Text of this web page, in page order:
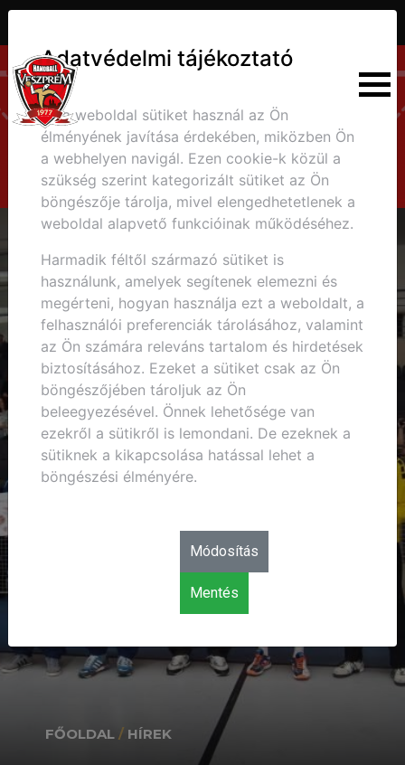
FŐOLDAL / HÍREK
Adatvédelmi tájékoztató
Ez a weboldal sütiket használ az Ön
élményének javítása érdekében, miközben Ön
a webhelyen navigál. Ezen cookie-k közül a
szükség szerint kategorizált sütiket az Ön
böngészője tárolja, mivel elengedhetetlenek a
weboldal alapvető funkcióinak működéséhez.
Harmadik féltől származó sütiket is
használunk, amelyek segítenek elemezni és
megérteni, hogyan használja ezt a weboldalt, a
felhasználói preferenciák tárolásához, valamint
az Ön számára releváns tartalom és hirdetések
biztosításához. Ezeket a sütiket csak az Ön
böngészőjében tároljuk az Ön
beleegyezésével. Önnek lehetősége van
ezekről a sütikről is lemondani. De ezeknek a
sütiknek a kikapcsolása hatással lehet a
böngészési élményére.
Módosítás
Mentés